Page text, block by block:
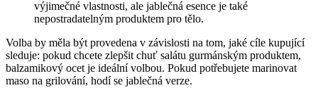
výjimečné vlastnosti, ale jablečná esence je také
nepostradatelným produktem pro tělo.
Volba by měla být provedena v závislosti na tom, jaké cíle kupující
sleduje: pokud chcete zlepšit chuť salátu gurmánským produktem,
balzamikový ocet je ideální volbou. Pokud potřebujete marinovat
maso na grilování, hodí se jablečná verze.